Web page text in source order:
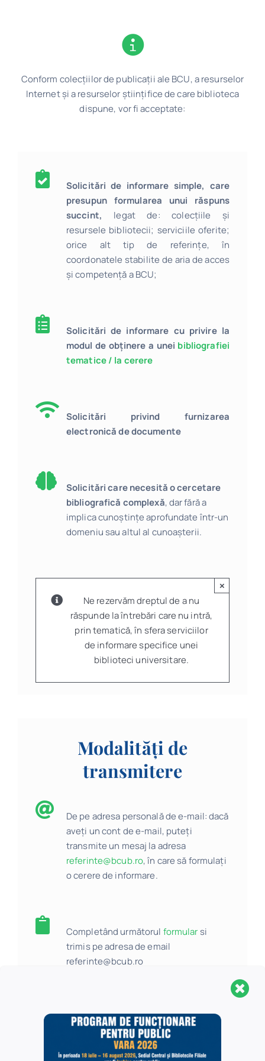
Catalog
Conform colecțiilor de publicații ale BCU, a resurselor
Internet și a resurselor științifice de care biblioteca
dispune, vor fi acceptate:
Solicitări de informare simple, care
presupun formularea unui răspuns
succint, legat de: colecțiile și
resursele bibliotecii; serviciile oferite;
orice alt tip de referințe, în
coordonatele stabilite de aria de acces
și competență a BCU;
Solicitări de informare cu privire la
modul de obținere a unei bibliografiei
tematice / la cerere
Solicitări privind furnizarea
electronică de documente
Solicitări care necesită o cercetare
bibliografică complexă, dar fără a
implica cunoștințe aprofundate într-un
domeniu sau altul al cunoașterii.
Ne rezervăm dreptul de a nu
răspunde la întrebări care nu intră,
prin tematică, în sfera serviciilor
de informare specifice unei
biblioteci universitare.
×
Modalități de
transmitere
De pe adresa personală de e-mail: dacă
aveți un cont de e-mail, puteți
transmite un mesaj la adresa
referinte@bcub.ro, în care să formulați
o cerere de informare.
Completând următorul formularsi
trimis pe adresa de email
referinte@bcub.ro
Solicitările de referințe prin
e-mail pot veni atât din
×